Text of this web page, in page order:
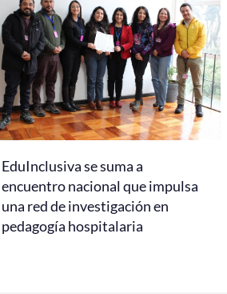
EduInclusiva se suma a
encuentro nacional que impulsa
una red de investigación en
pedagogía hospitalaria